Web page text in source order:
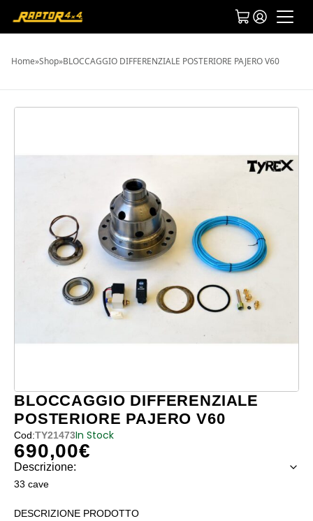
Home»Shop»BLOCCAGGIO DIFFERENZIALE POSTERIORE PAJERO V60
BLOCCAGGIO DIFFERENZIALE
POSTERIORE PAJERO V60
Cod:TY21473In Stock
690,00€
Descrizione:
33 cave
DESCRIZIONE PRODOTTO